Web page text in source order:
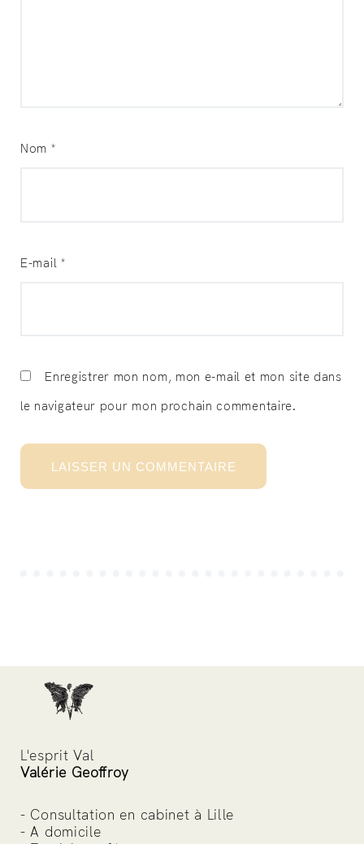
Nom *
E-mail *
Enregistrer mon nom, mon e-mail et mon site dans
le navigateur pour mon prochain commentaire.
L'esprit Val
Valérie Geoffroy
- Consultation en cabinet à Lille
- A domicile